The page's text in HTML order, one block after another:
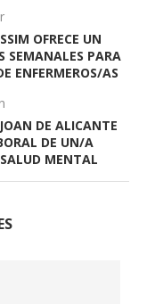
OFRECE UN
SEMANALES PARA
ENFERMEROS/AS
DE ALICANTE
DE UN/A
MENTAL